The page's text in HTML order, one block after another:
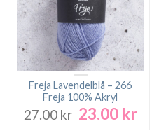
Freja Lavendelblå – 266
Freja 100% Akryl
27.00kr Det
23.00 krDet